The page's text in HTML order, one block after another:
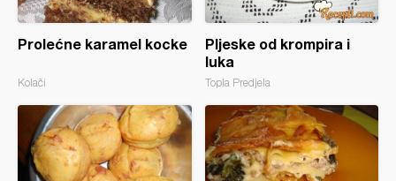
Prolećne karamel kocke
Kolači
Pljeske od krompira i
luka
Topla Predjela